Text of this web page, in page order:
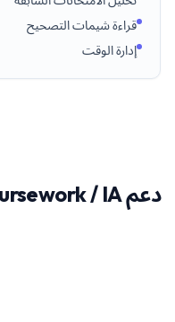
قراءة شيمات التصحيح
إدارة الوقت
دعم Coursework / IA لـ إدارة الأعمال IB